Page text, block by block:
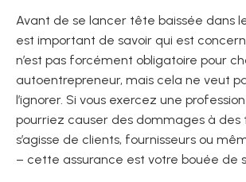
Avant de se lancer tête baissée dans
est important de savoir qui est
n’est pas forcément obligatoire pour
autoentrepreneur, mais cela ne veut
l’ignorer. Si vous exercez une
pourriez causer des dommages à des
s’agisse de clients, fournisseurs ou
– cette assurance est votre bouée de